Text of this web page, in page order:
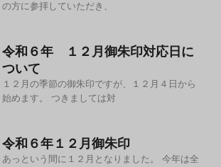
の方に参拝していただき、
令和６年 １２月御朱印対応日に
ついて
１２月の季節の御朱印ですが、１２月４日から
始めます。 つきましては対
令和６年１２月御朱印
あっという間に１２月となりました。 今年は全